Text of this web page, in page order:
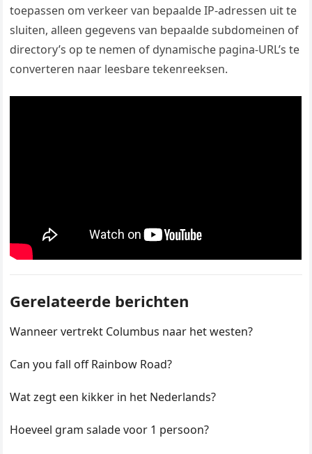
toepassen om verkeer van bepaalde IP-adressen uit te
sluiten, alleen gegevens van bepaalde subdomeinen of
directory’s op te nemen of dynamische pagina-URL’s te
converteren naar leesbare tekenreeksen.
Gerelateerde berichten
Wanneer vertrekt Columbus naar het westen?
Can you fall off Rainbow Road?
Wat zegt een kikker in het Nederlands?
Hoeveel gram salade voor 1 persoon?